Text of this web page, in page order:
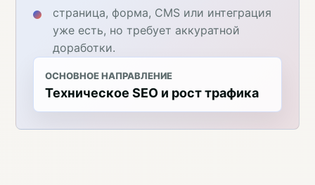
страница, форма, CMS или интеграция
уже есть, но требует аккуратной
доработки.
ОСНОВНОЕ НАПРАВЛЕНИЕ
Техническое SEO и рост трафика